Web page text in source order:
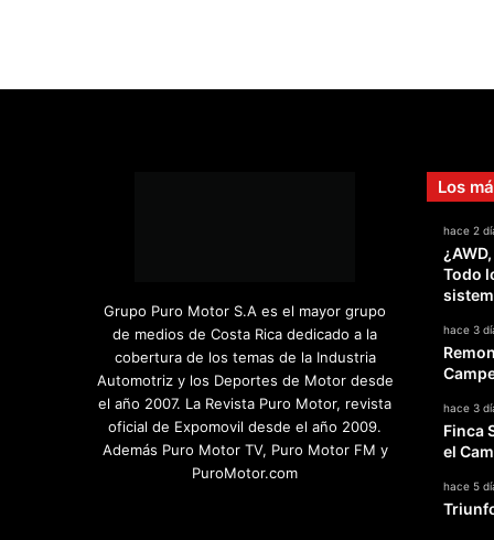
Grupo Puro Motor S.A es el mayor grupo
de medios de Costa Rica dedicado a la
cobertura de los temas de la Industria
Automotriz y los Deportes de Motor desde
el año 2007. La Revista Puro Motor, revista
oficial de Expomovil desde el año 2009.
Además Puro Motor TV, Puro Motor FM y
PuroMotor.com
Los
hace 2
Todo
hace 3
hace 3
Finca
el
hace 5